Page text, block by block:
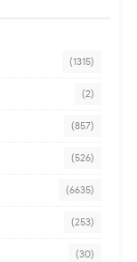
(1315)
(2)
(857)
(526)
(6635)
(253)
(30)